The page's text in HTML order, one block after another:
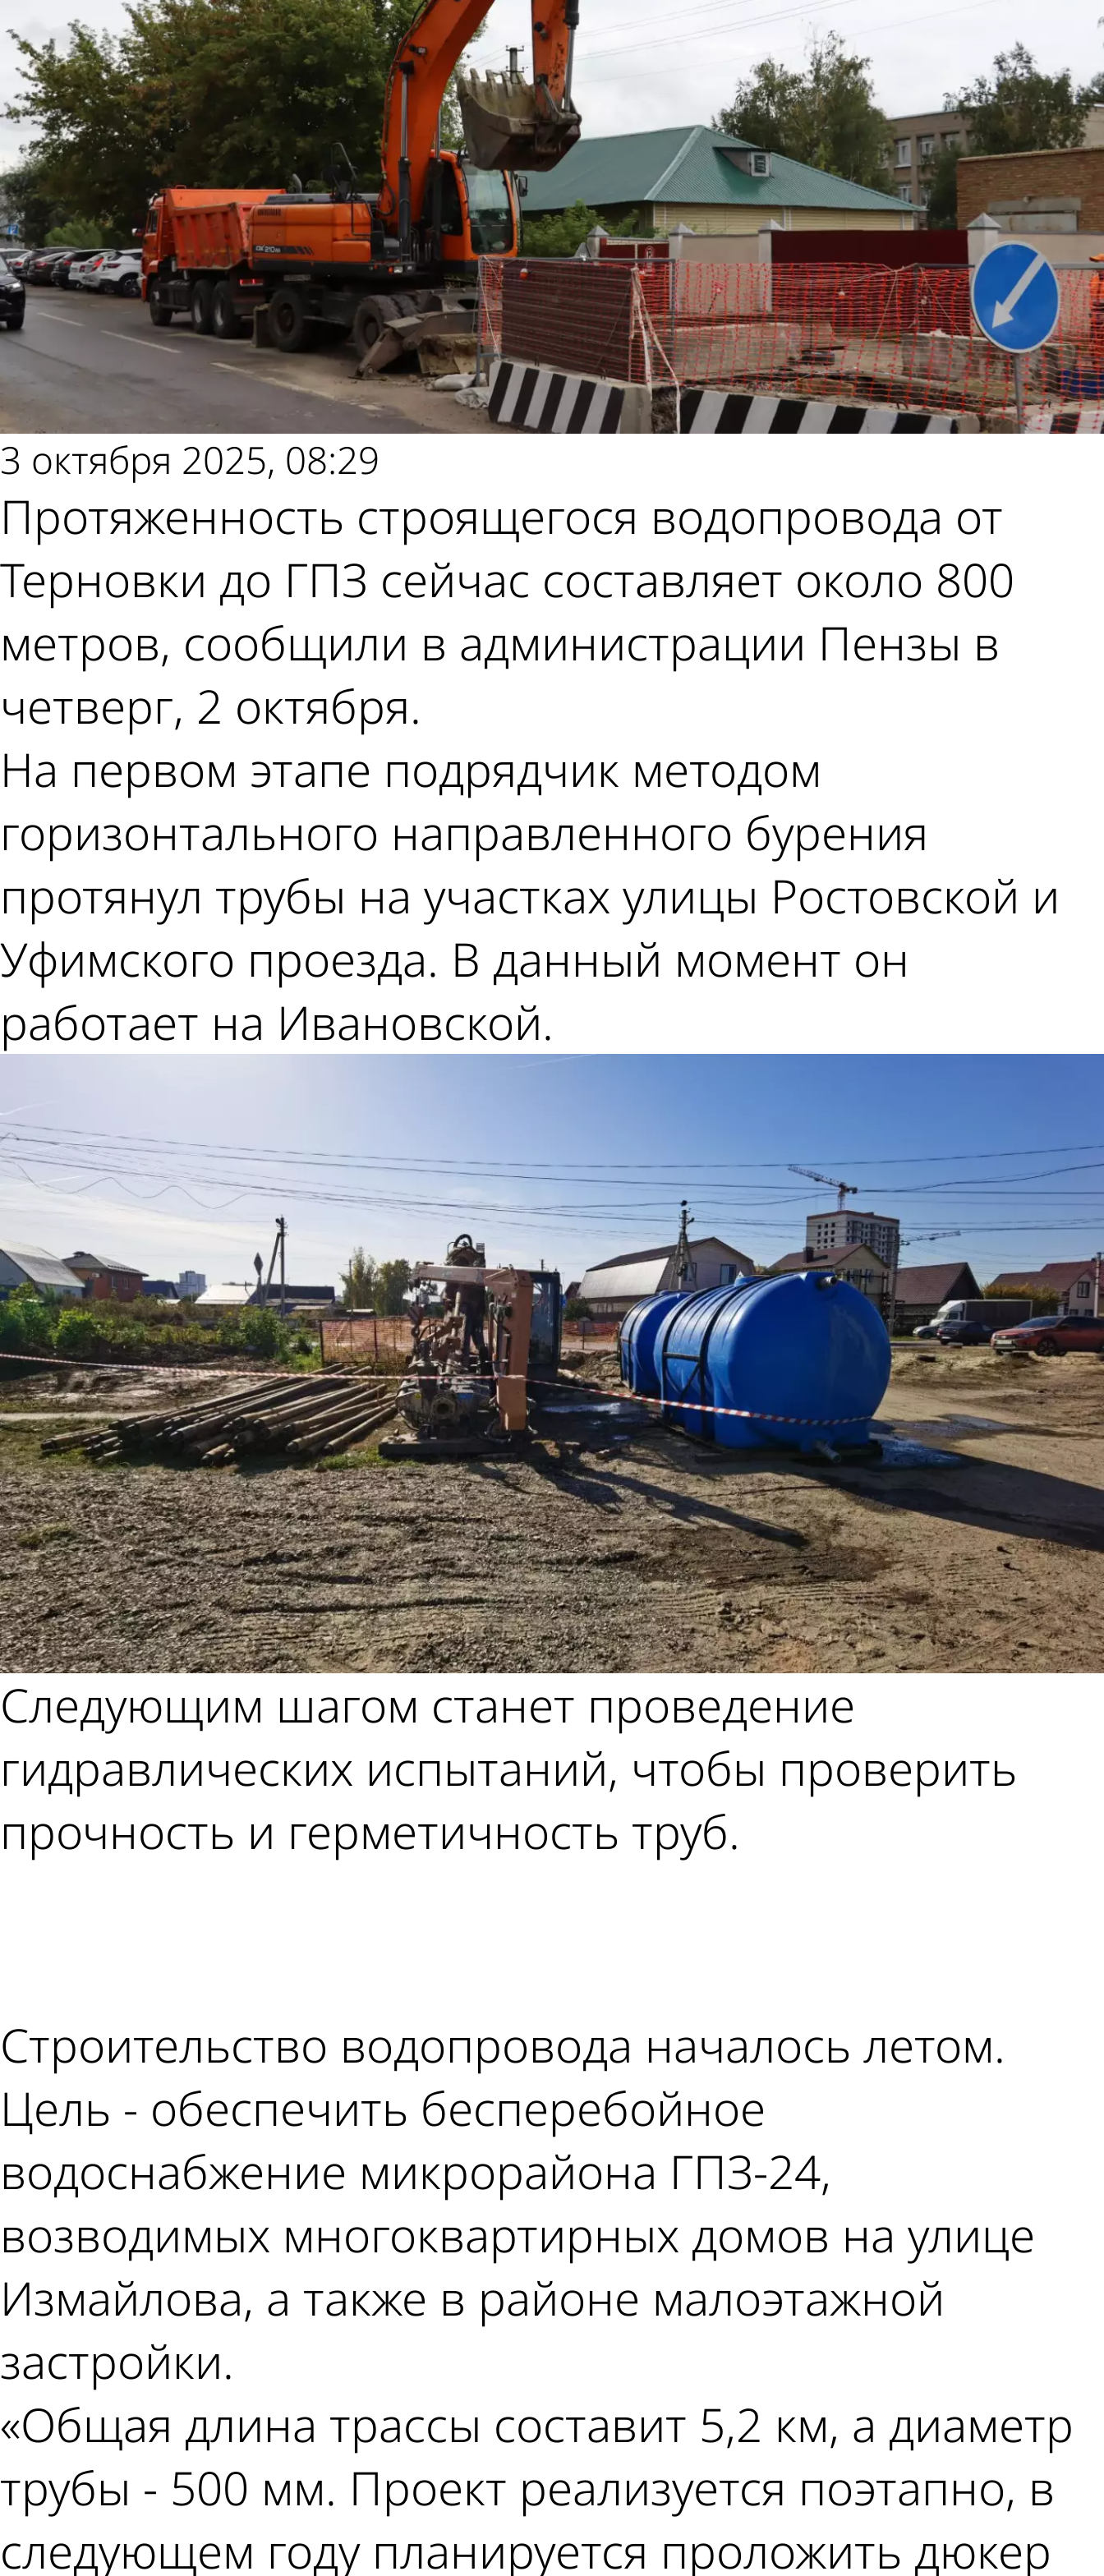
3 октября 2025, 08:29
Протяженность строящегося водопровода от
Терновки до ГПЗ сейчас составляет около 800
метров, сообщили в администрации Пензы в
четверг, 2 октября.
На первом этапе подрядчик методом
горизонтального направленного бурения
протянул трубы на участках улицы Ростовской и
Уфимского проезда. В данный момент он
работает на Ивановской.
Следующим шагом станет проведение
гидравлических испытаний, чтобы проверить
прочность и герметичность труб.
Строительство водопровода началось летом.
Цель - обеспечить бесперебойное
водоснабжение микрорайона ГПЗ-24,
возводимых многоквартирных домов на улице
Измайлова, а также в районе малоэтажной
застройки.
«Общая длина трассы составит 5,2 км, а диаметр
трубы - 500 мм. Проект реализуется поэтапно, в
следующем году планируется проложить дюкер